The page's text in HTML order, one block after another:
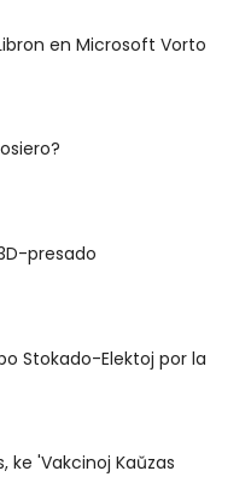
en Microsoft Vorto
presado
Stokado-Elektoj por la
ke 'Vakcinoj Kaŭzas